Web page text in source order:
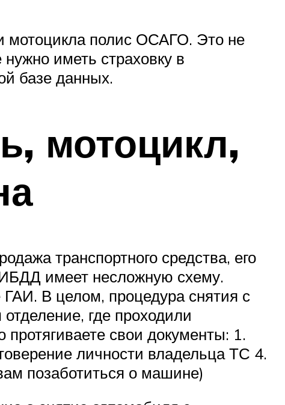
мотоцикла полис ОСАГО. Это не
иметь страховку в
базе данных.
мотоцикл,
транспортного средства, его
имеет несложную схему.
ГАИ. В целом, процедура снятия с
где проходили
свои документы: 1.
личности владельца ТС 4.
позаботиться о машине)